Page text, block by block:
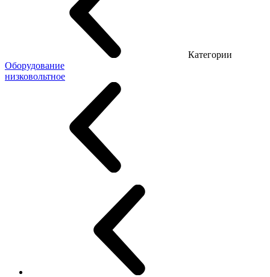
Категории
Оборудование
низковольтное